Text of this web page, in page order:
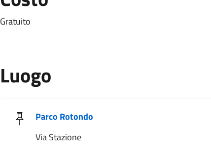
Gratuito
Luogo
Parco Rotondo
Via Stazione